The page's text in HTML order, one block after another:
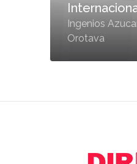
Ingenios
Orotava